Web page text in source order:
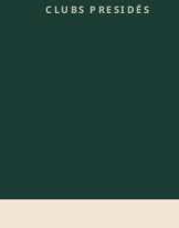
CLUBS PRESIDÉS